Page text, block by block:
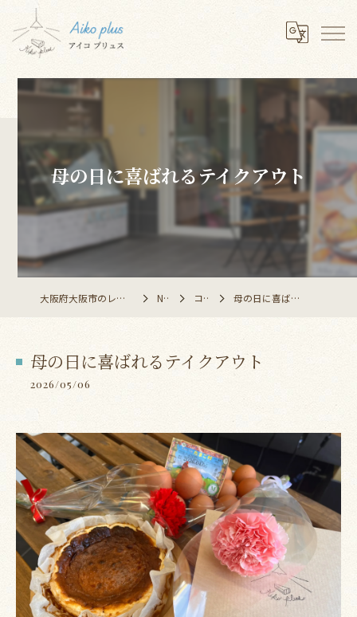
母の日に喜ばれるテイクアウト
大阪府大阪市のレストランならAiko plus NEWS コラム 母の日に喜ばれるテイクアウト
母の日に喜ばれるテイクアウト
2026/05/06